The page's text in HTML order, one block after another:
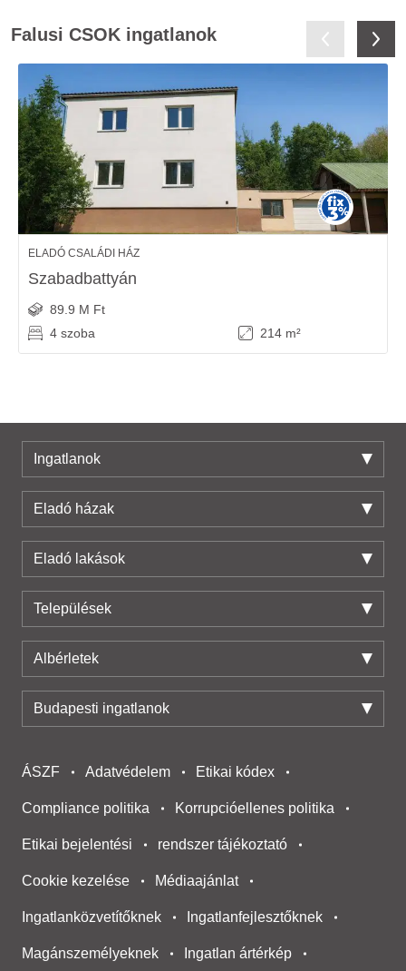
Falusi CSOK ingatlanok
ELADÓ CSALÁDI HÁZ
Szabadbattyán
89.9 M Ft
4 szoba
214 m²
Ingatlanok
Eladó házak
Eladó lakások
Települések
Albérletek
Budapesti ingatlanok
ÁSZF Adatvédelem Etikai kódex
Compliance politika Korrupcióellenes politika
Etikai bejelentési rendszer tájékoztató
Cookie kezelése Médiaajánlat
Ingatlanközvetítőknek Ingatlanfejlesztőknek
Magánszemélyeknek Ingatlan ártérkép